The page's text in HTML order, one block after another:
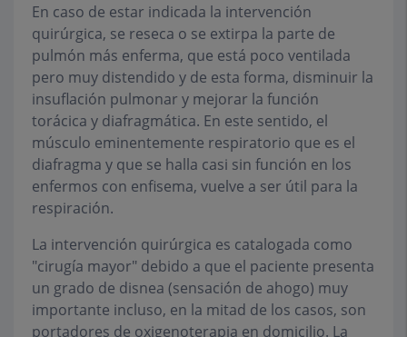
En caso de estar indicada la intervención
quirúrgica, se reseca o se extirpa la parte de
pulmón más enferma, que está poco ventilada
pero muy distendido y de esta forma, disminuir la
insuflación pulmonar y mejorar la función
torácica y diafragmática. En este sentido, el
músculo eminentemente respiratorio que es el
diafragma y que se halla casi sin función en los
enfermos con enfisema, vuelve a ser útil para la
respiración.
La intervención quirúrgica es catalogada como
"cirugía mayor" debido a que el paciente presenta
un grado de disnea (sensación de ahogo) muy
importante incluso, en la mitad de los casos, son
portadores de oxigenoterapia en domicilio. La